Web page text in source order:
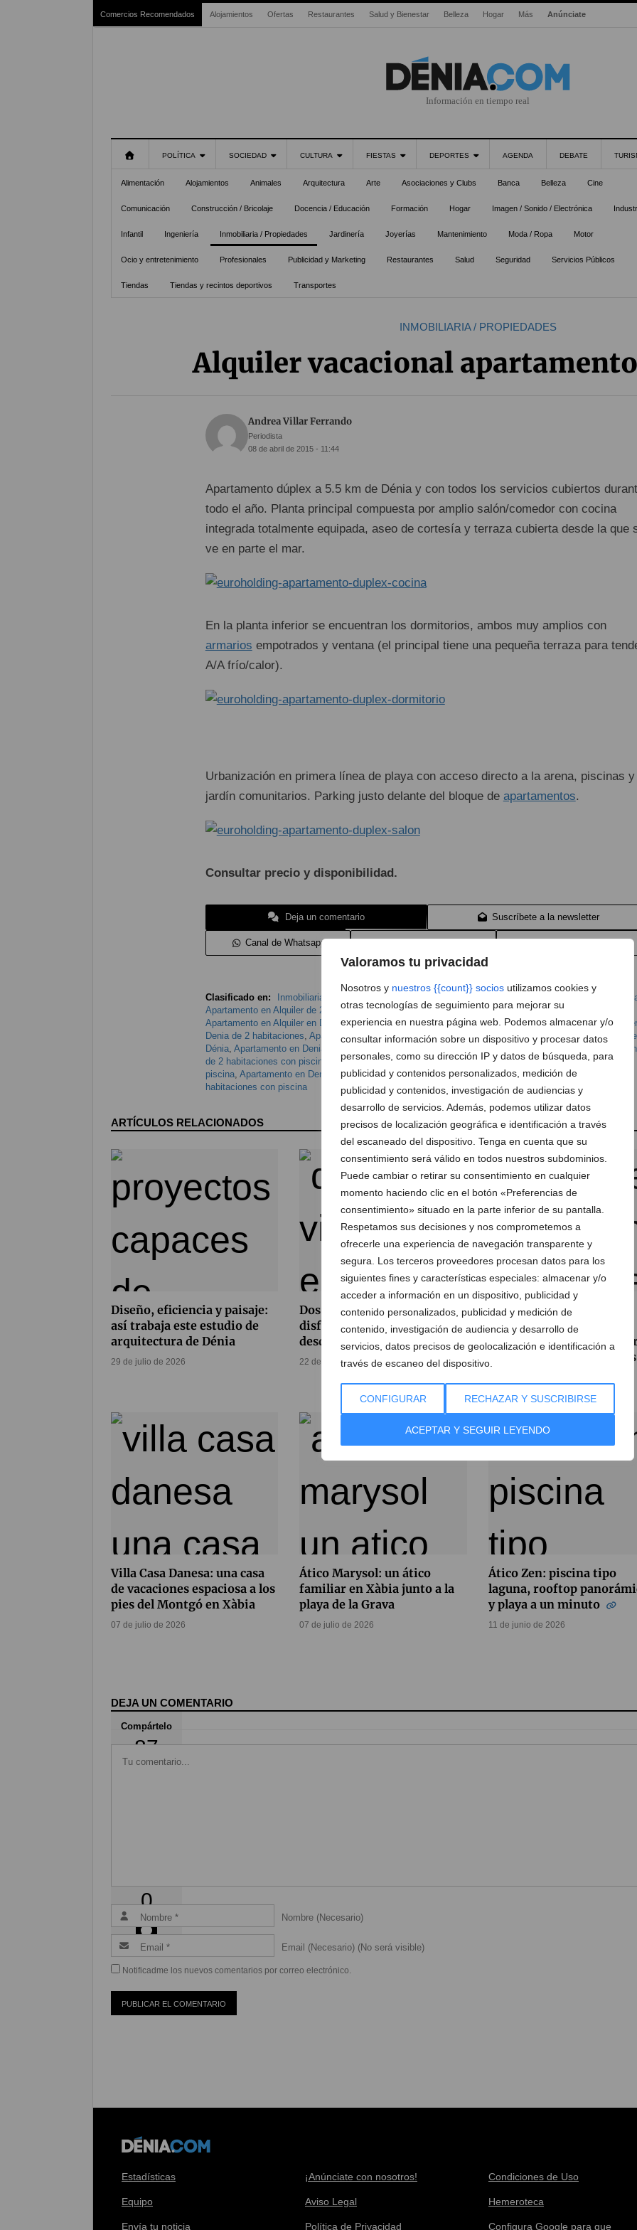
Valoramos tu privacidad
Nosotros y nuestros {{count}} socios utilizamos cookies y
otras tecnologías de seguimiento para mejorar su
experiencia en nuestra página web. Podemos almacenar y/o
consultar información sobre un dispositivo y procesar datos
personales, como su dirección IP y datos de búsqueda, para
publicidad y contenidos personalizados, medición de
publicidad y contenidos, investigación de audiencias y
desarrollo de servicios. Además, podemos utilizar datos
precisos de localización geográfica e identificación a través
del escaneado del dispositivo. Tenga en cuenta que su
consentimiento será válido en todos nuestros subdominios.
Puede cambiar o retirar su consentimiento en cualquier
momento haciendo clic en el botón «Preferencias de
consentimiento» situado en la parte inferior de su pantalla.
Respetamos sus decisiones y nos comprometemos a
ofrecerle una experiencia de navegación transparente y
segura. Los terceros proveedores procesan datos para los
siguientes fines y características especiales: almacenar y/o
acceder a información en un dispositivo, publicidad y
contenido personalizados, publicidad y medición de
contenido, investigación de audiencia y desarrollo de
servicios, datos precisos de geolocalización e identificación a
través de escaneo del dispositivo.
CONFIGURAR RECHAZAR Y SUSCRIBIRSE
ACEPTAR Y SEGUIR LEYENDO
Comercios Recomendados Alojamientos Ofertas Restaurantes Salud y Bienestar Belleza Hogar Más Anúnciate
Información en tiempo real
POLÍTICA SOCIEDAD CULTURA FIESTAS DEPORTES AGENDA DEBATE
Alimentación Alojamientos Animales Arquitectura Arte Asociaciones y Clubs Banca Belleza Cine
Comunicación Construcción / Bricolaje Docencia / Educación Formación Hogar Imagen / Sonido / Electrónica
Infantil Ingeniería Inmobiliaria / Propiedades Jardinería Joyerías Mantenimiento Moda / Ropa Motor
Ocio y entretenimiento Profesionales Publicidad y Marketing Restaurantes Salud Seguridad Servicios Públicos
Tiendas Tiendas y recintos deportivos Transportes
INMOBILIARIA / PROPIEDADES
Alquiler vacacional
Compártelo
87
0
Andrea Villar Ferrando
Periodista
08 de abril de 2015 - 11:44
Apartamento dúplex a 5.5 km de Dénia y con todos los servicios cubiertos
todo el año. Planta principal compuesta por amplio salón/comedor con cocina
integrada totalmente equipada, aseo de cortesía y terraza cubierta desde la que
ve en parte el mar.
En la planta inferior se encuentran los dormitorios, ambos muy amplios con
armarios empotrados y ventana (el principal tiene una pequeña terraza para
A/A frío/calor).
Urbanización en primera línea de playa con acceso directo a la arena, piscinas y
jardín comunitarios. Parking justo delante del bloque de apartamentos.
Consultar precio y disponibilidad.
Deja un comentario Suscríbete a la newsletter
Canal de Whatsapp
Clasificado en: Inmobiliaria / Propiedades
Apartamento en Alquiler con
Apartamento en Alquiler de 2 habitaciones,Apartamento en Alquiler de 2 habitaciones con piscina
Apartamento en Alquiler en Denia,Apartamento en Alquiler en Denia con piscina,Apartamento en
Denia de 2 habitaciones, Apartamento en Alquiler en Denia de 2 habitaciones con piscina,Apartamento
Dénia, Apartamento en Denia con piscina
Apartamento en
de 2 habitaciones con piscina
Apartamento en Denia en Alquiler,Apartamento en Denia en Alquiler con
piscina, Apartamento en Denia en Alquiler de 2 habitaciones,Apartamento en Denia en Alquiler de 2
habitaciones con piscina
ARTÍCULOS RELACIONADOS
Diseño, eficiencia y paisaje:
así trabaja este estudio de
arquitectura de Dénia
29 de julio de 2026
Dos viviendas en Dénia para
disfrutar del Mediterráneo
desde 214.000 euros
22 de julio de 2026
Casa Zoe: La villa en
Pedreguer con piscina
privada y vistas al mar
unas vacaciones perfectas
Villa Casa Danesa: una casa
de vacaciones espaciosa a los
pies del Montgó en Xàbia
07 de julio de 2026
Ático Marysol: un ático
familiar en Xàbia junto a la
playa de la Grava
07 de julio de 2026
Ático Zen: piscina tipo
laguna, rooftop
y playa a un minuto
11 de junio de 2026
DEJA UN COMENTARIO
Nombre (Necesario)
Email (Necesario) (No será visible)
Notificadme los nuevos comentarios por correo electrónico.
Estadísticas
Equipo
Envía tu noticia
¡Anúnciate con nosotros!
Aviso Legal
Política de Privacidad
Condiciones de Uso
Hemeroteca
Configura Google para que